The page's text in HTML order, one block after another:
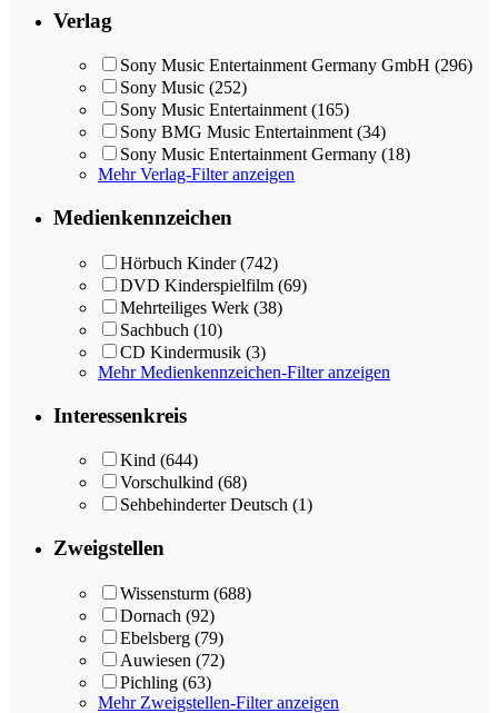
Verlag
Sony Music Entertainment Germany GmbH (296)
Sony Music (252)
Sony Music Entertainment (165)
Sony BMG Music Entertainment (34)
Sony Music Entertainment Germany (18)
Mehr Verlag-Filter anzeigen
Medienkennzeichen
Hörbuch Kinder (742)
DVD Kinderspielfilm (69)
Mehrteiliges Werk (38)
Sachbuch (10)
CD Kindermusik (3)
Mehr Medienkennzeichen-Filter anzeigen
Interessenkreis
Kind (644)
Vorschulkind (68)
Sehbehinderter Deutsch (1)
Zweigstellen
Wissensturm (688)
Dornach (92)
Ebelsberg (79)
Auwiesen (72)
Pichling (63)
Mehr Zweigstellen-Filter anzeigen